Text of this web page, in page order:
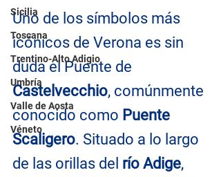
Sicilia
Toscana
Trentino-Alto Adigio
Umbría
Valle de Aosta
Véneto
Uno de los símbolos más
icónicos de Verona es sin
duda el Puente de
Castelvecchio, comúnmente
conocido como Puente
Scaligero. Situado a lo largo
de las orillas del río Adige,